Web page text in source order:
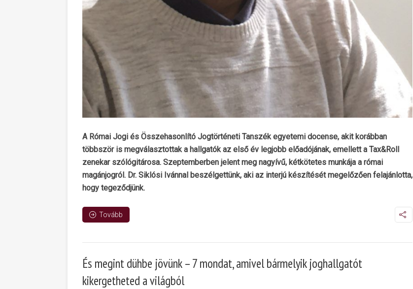
A Római Jogi és Összehasonlító Jogtörténeti Tanszék egyetemi docense, akit korábban
többször is megválasztottak a hallgatók az első év legjobb előadójának, emellett a Tax&Roll
zenekar szólógitárosa. Szeptemberben jelent meg nagyívű, kétkötetes munkája a római
magánjogról. Dr. Siklósi Ivánnal beszélgettünk, aki az interjú készítését megelőzően felajánlotta,
hogy tegeződjünk.
Tovább
És megint dühbe jövünk – 7 mondat, amivel bármelyik joghallgatót
kikergetheted a világból